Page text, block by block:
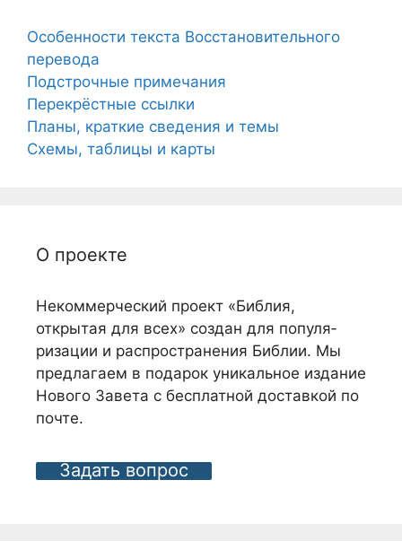
Особенности текста Восстановительного
перевода
Подстрочные примечания
Перекрёстные ссылки
Планы, краткие сведения и темы
Схемы, таблицы и карты
О проекте
Некоммерческий проект «Библия,
открытая для всех» создан для популя­
ризации и распро­странения Библии. Мы
предлагаем в подарок уникальное издание
Нового Завета с бес­платной доставкой по
почте.
Задать вопрос